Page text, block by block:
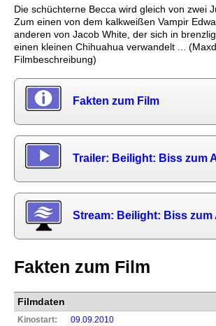
Die schüchterne Becca wird gleich von zwei
Zum einen von dem kalkweißen Vampir
anderen von Jacob White, der sich in
einen kleinen Chihuahua verwandelt ...
Filmbeschreibung)
Fakten zum Film
Trailer: Beilight: Biss zum
Stream: Beilight: Biss
Fakten zum Film
Filmdaten
Kinostart:
09.09.2010